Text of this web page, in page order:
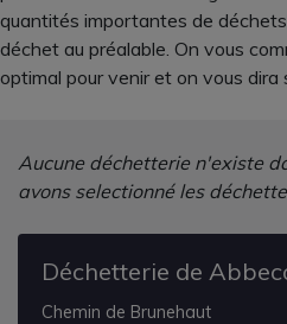
quantités importantes de
déchet au préalable. On vous
optimal pour venir et on vous dira
Aucune déchetterie n'existe
avons selectionné les
Déchetterie de
Chemin de Brunehaut